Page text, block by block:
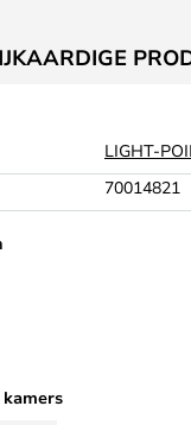
LIGHT-
70014821